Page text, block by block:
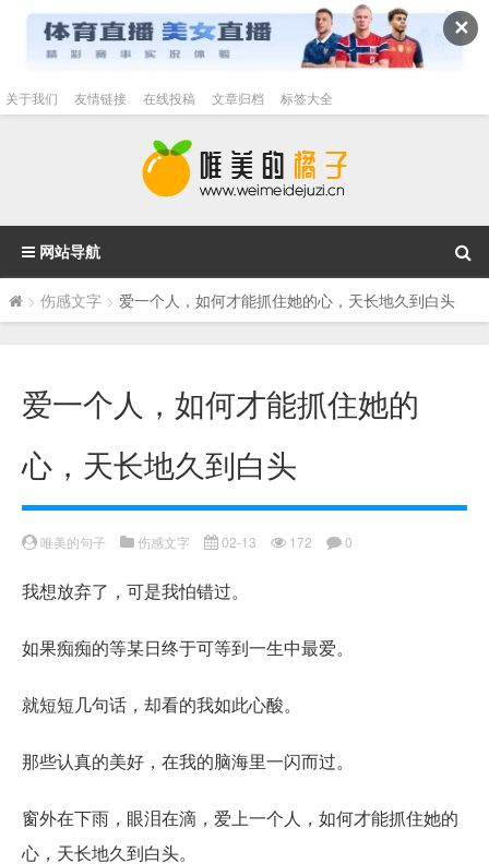
✕
关于我们 友情链接 在线投稿 文章归档 标签大全
网站导航
> 伤感文字 > 爱一个人，如何才能抓住她的心，天长地久到白头
爱一个人，如何才能抓住她的
心，天长地久到白头
唯美的句子 伤感文字 02-13 172 0
我想放弃了，可是我怕错过。
如果痴痴的等某日终于可等到一生中最爱。
就短短几句话，却看的我如此心酸。
那些认真的美好，在我的脑海里一闪而过。
窗外在下雨，眼泪在滴，爱上一个人，如何才能抓住她的
心，天长地久到白头。